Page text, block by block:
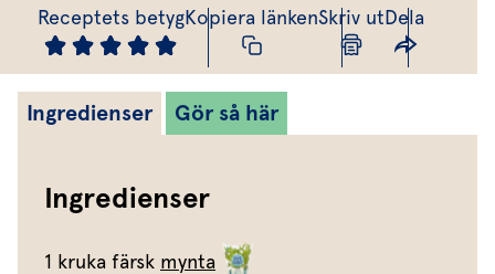
Våra färska örter
Vår sallat & gröna blad
Receptets betygKopiera länkenSkriv utDela
Ingredienser Gör så här
Ingredienser
1 kruka färsk mynta